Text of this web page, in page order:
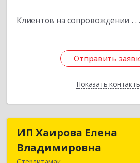
Клиентов на сопровождении
Отправить
Показать контакты
Отправить
Назад
ИП Хаирова Елена
Владимировна
ИП